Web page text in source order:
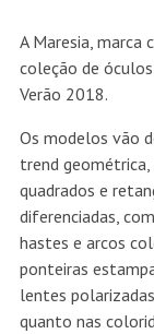
A Maresia, marca
coleção de
Verão 2018.
Os modelos vão
trend
quadrados e
diferenciadas,
hastes e arcos
ponteiras
lentes
quanto nas